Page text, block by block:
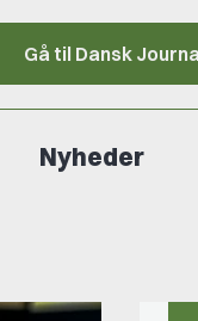
Gå til Dansk
Nyheder